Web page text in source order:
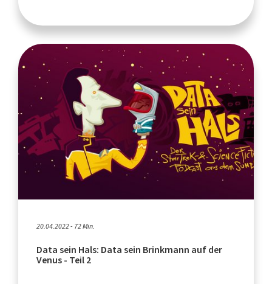
20.04.2022 - 72 Min.
Data sein Hals: Data sein Brinkmann auf der
Venus - Teil 2